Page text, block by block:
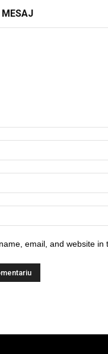
email, and website in